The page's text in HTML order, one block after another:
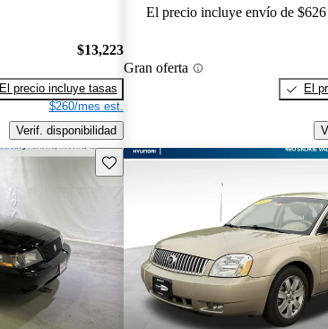
$13,223
El precio incluye tasas
$260/mes est.
Verif. disponibilidad
El precio incluye envío de $626
Gran oferta
El
Guarda este Aviso